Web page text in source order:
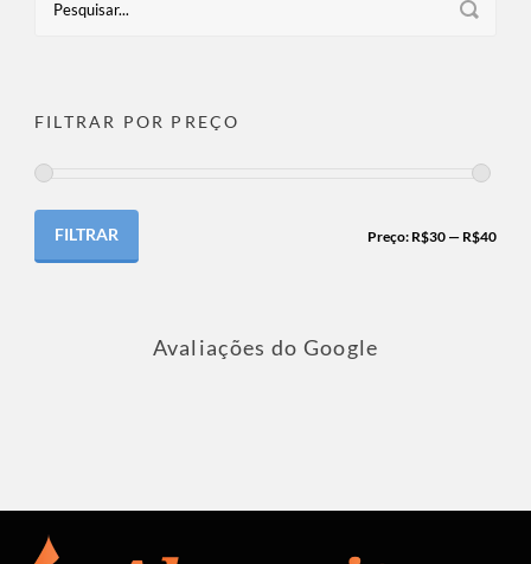
FILTRAR POR PREÇO
FILTRAR Preço: R$30 — R$40
Avaliações do Google